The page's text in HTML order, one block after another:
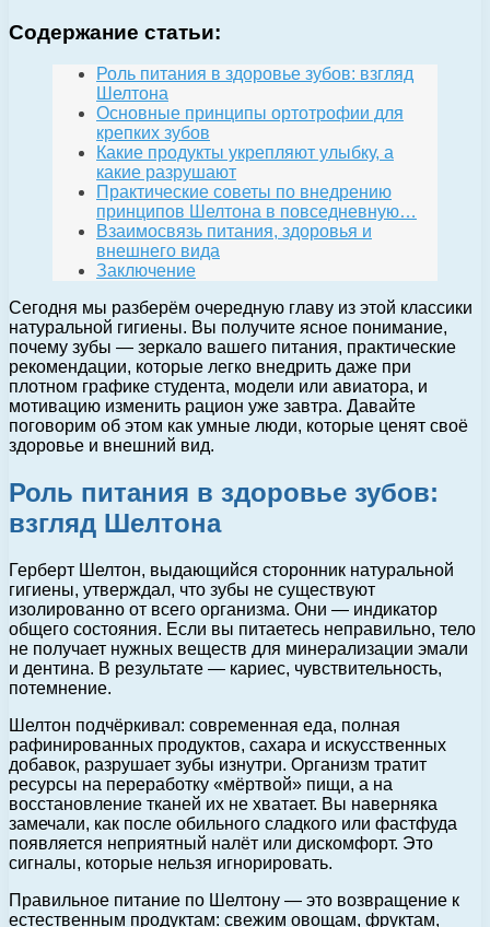
Содержание статьи:
Роль питания в здоровье зубов: взгляд
Шелтона
Основные принципы ортотрофии для
крепких зубов
Какие продукты укрепляют улыбку, а
какие разрушают
Практические советы по внедрению
принципов Шелтона в повседневную…
Взаимосвязь питания, здоровья и
внешнего вида
Заключение
Сегодня мы разберём очередную главу из этой классики
натуральной гигиены. Вы получите ясное понимание,
почему зубы — зеркало вашего питания, практические
рекомендации, которые легко внедрить даже при
плотном графике студента, модели или авиатора, и
мотивацию изменить рацион уже завтра. Давайте
поговорим об этом как умные люди, которые ценят своё
здоровье и внешний вид.
Роль питания в здоровье зубов:
взгляд Шелтона
Герберт Шелтон, выдающийся сторонник натуральной
гигиены, утверждал, что зубы не существуют
изолированно от всего организма. Они — индикатор
общего состояния. Если вы питаетесь неправильно, тело
не получает нужных веществ для минерализации эмали
и дентина. В результате — кариес, чувствительность,
потемнение.
Шелтон подчёркивал: современная еда, полная
рафинированных продуктов, сахара и искусственных
добавок, разрушает зубы изнутри. Организм тратит
ресурсы на переработку «мёртвой» пищи, а на
восстановление тканей их не хватает. Вы наверняка
замечали, как после обильного сладкого или фастфуда
появляется неприятный налёт или дискомфорт. Это
сигналы, которые нельзя игнорировать.
Правильное питание по Шелтону — это возвращение к
естественным продуктам: свежим овощам, фруктам,